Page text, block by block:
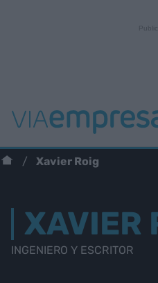
Xavier Roig
XAVIER
INGENIERO Y ESCRITOR